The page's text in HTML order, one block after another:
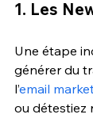
1. Les
Une étape
générer du
l’email
ou détestiez